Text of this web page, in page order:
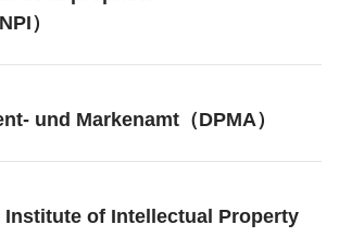
）
und Markenamt（DPMA）
Institute of Intellectual Property